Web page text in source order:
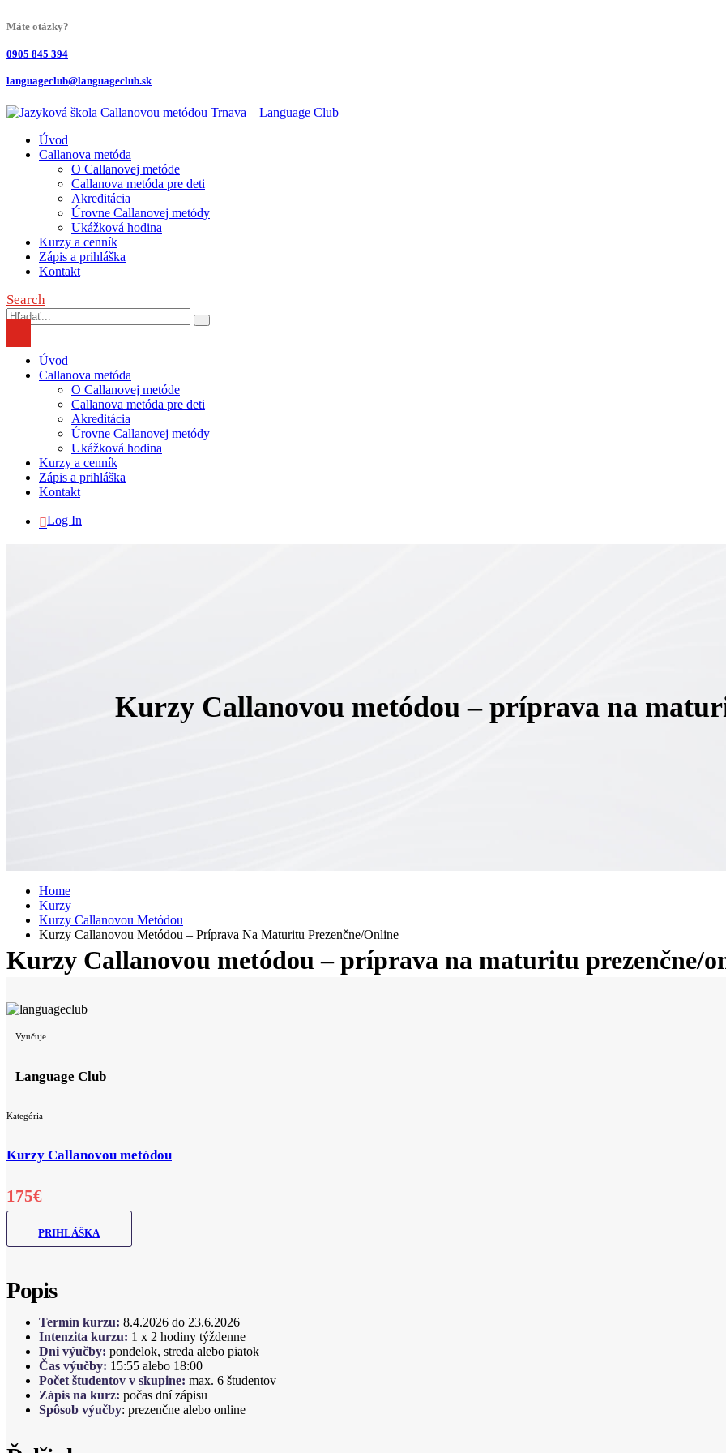
Máte otázky?
0905 845 394
languageclub@languageclub.sk
Úvod
Callanova metóda
O Callanovej metóde
Callanova metóda pre deti
Akreditácia
Úrovne Callanovej metódy
Ukážková hodina
Kurzy a cenník
Zápis a prihláška
Kontakt
Search
Úvod
Callanova metóda
O Callanovej metóde
Callanova metóda pre deti
Akreditácia
Úrovne Callanovej metódy
Ukážková hodina
Kurzy a cenník
Zápis a prihláška
Kontakt
Log In
Kurzy Callanovou metódou – príprava na
Home
Kurzy
Kurzy Callanovou Metódou
Kurzy Callanovou Metódou – Príprava Na Maturitu Prezenčne/online
Kurzy Callanovou metódou – príprava na maturitu prezenčne/
Vyučuje
Language Club
Kategória
Kurzy Callanovou metódou
175€
PRIHLÁŠKA
Popis
Termín kurzu: 8.4.2026 do 23.6.2026
Intenzita kurzu: 1 x 2 hodiny týždenne
Dni výučby: pondelok, streda alebo piatok
Čas výučby: 15:55 alebo 18:00
Počet študentov v skupine: max. 6 študentov
Zápis na kurz: počas dní zápisu
Spôsob výučby: prezenčne alebo online